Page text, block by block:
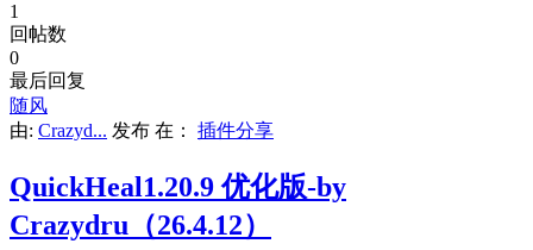
1
回帖数
0
最后回复
随风
由: Crazyd... 发布 在： 插件分享
QuickHeal1.20.9 优化版-by
Crazydru（26.4.12）